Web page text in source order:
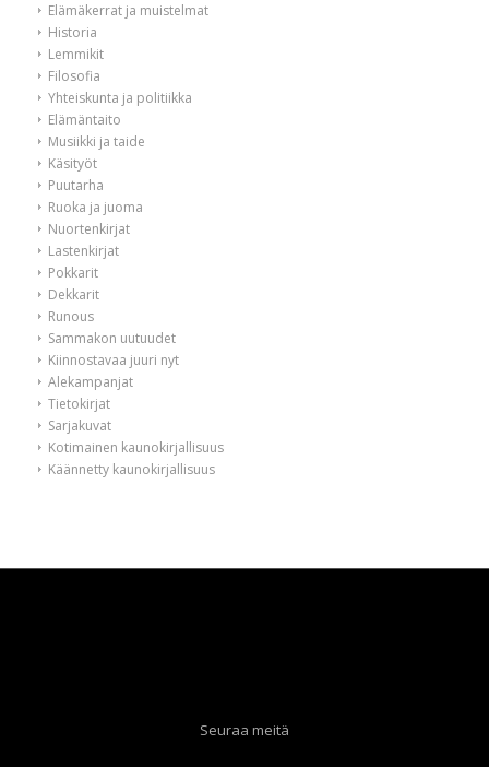
Elämäkerrat ja muistelmat
Historia
Lemmikit
Filosofia
Yhteiskunta ja politiikka
Elämäntaito
Musiikki ja taide
Käsityöt
Puutarha
Ruoka ja juoma
Nuortenkirjat
Lastenkirjat
Pokkarit
Dekkarit
Runous
Sammakon uutuudet
Kiinnostavaa juuri nyt
Alekampanjat
Tietokirjat
Sarjakuvat
Kotimainen kaunokirjallisuus
Käännetty kaunokirjallisuus
Seuraa meitä